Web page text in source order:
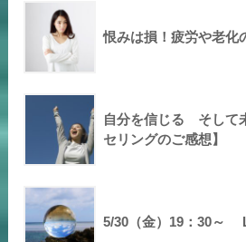
恨みは損！疲労や老化
自分を信じる そして
セリングのご感想】
5/30（金）19：30～